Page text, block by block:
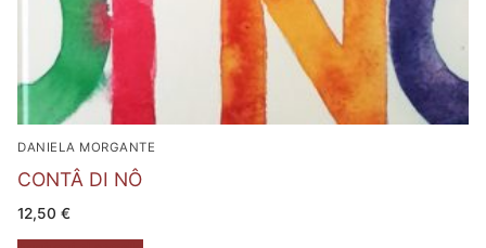
DANIELA MORGANTE
CONTÂ DI NÔ
12,50 €